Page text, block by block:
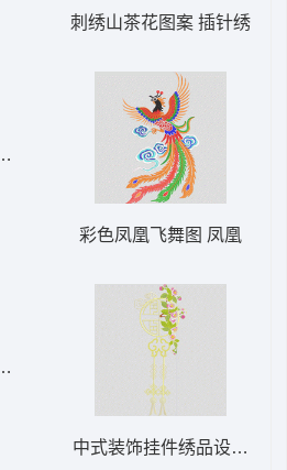
蛇 精品
园风格奶牛毛巾绣
刺绣山茶花图案 插针绣
彩色凤凰飞舞图 凤凰
中式装饰挂件绣品设计 被